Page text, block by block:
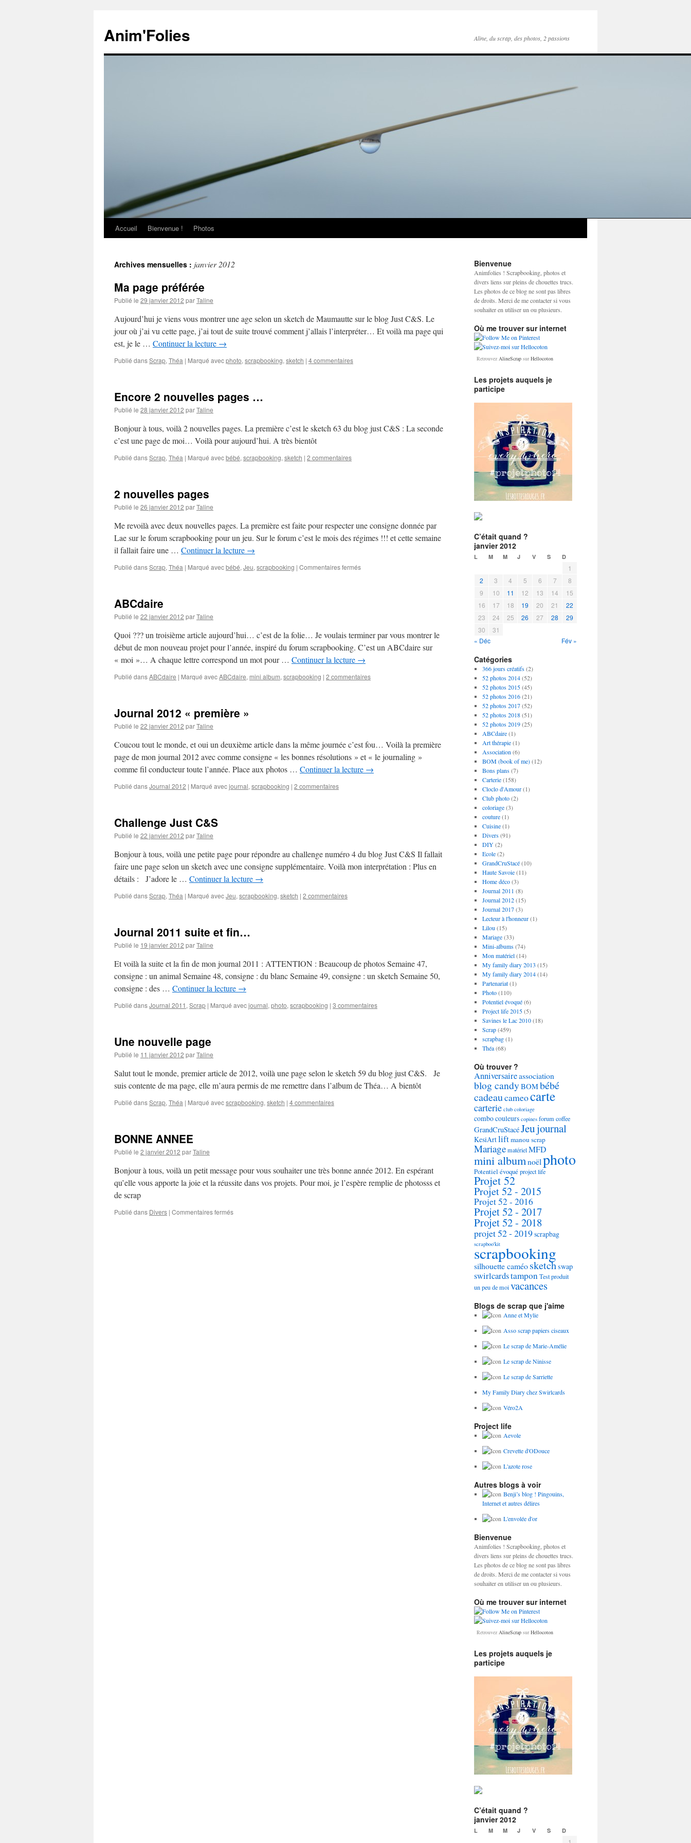
Anim'Folies Aline, du scrap, des photos, 2 passions
Aller
contenu
Accueil Bienvenue ! Photos
Archives mensuelles : janvier 2012
Ma page préférée
Publié le 29 janvier 2012 parTaline
Aujourd’hui je viens vous montrer une age selon un sketch de Maumautte sur le blog Just C&S. Le
jour où j’ai vu cette page, j’ai tout de suite trouvé comment j’allais l’interpréter… Et voilà ma page qui
est, je le … Continuer la lecture →
Publié dansScrap, Théa | Marqué avecphoto, scrapbooking, sketch | 4 commentaires
Encore 2 nouvelles pages …
Publié le 28 janvier 2012 parTaline
Bonjour à tous, voilà 2 nouvelles pages. La première c’est le sketch 63 du blog just C&S : La seconde
c’est une page de moi… Voilà pour aujourd’hui. A très bientôt
Publié dansScrap, Théa | Marqué avecbébé, scrapbooking, sketch | 2 commentaires
2 nouvelles pages
Publié le 26 janvier 2012 parTaline
Me revoilà avec deux nouvelles pages. La première est faite pour respecter une consigne donnée par
Lae sur le forum scrapbooking pour un jeu. Sur le forum c’est le mois des régimes !!! et cette semaine
il fallait faire une … Continuer la lecture →
Publié dansScrap, Théa | Marqué avecbébé, Jeu, scrapbooking | Commentaires ferméssur
ABCdaire
Publié le 22 janvier 2012 parTaline
Quoi ??? un troisième article aujourd’hui… c’est de la folie… Je voulais terminer par vous montrer le
début de mon nouveau projet pour l’année, inspiré du forum scrapbooking. C’est un ABCdaire sur
« moi »… A chaque lettre correspond un mot pour … Continuer la lecture →
Publié dansABCdaire | Marqué avecABCdaire, mini album, scrapbooking | 2 commentaires
Journal 2012 « première »
Publié le 22 janvier 2012 parTaline
Coucou tout le monde, et oui un deuxième article dans la même journée c’est fou… Voilà la première
page de mon journal 2012 avec comme consigne « les bonnes résolutions » et « le journaling »
comme fil conducteur toute l’année. Place aux photos … Continuer la lecture →
Publié dansJournal 2012 | Marqué avecjournal, scrapbooking | 2 commentaires
Challenge Just C&S
Publié le 22 janvier 2012 parTaline
Bonjour à tous, voilà une petite page pour répondre au challenge numéro 4 du blog Just C&S Il fallait
faire une page selon un sketch avec une consigne supplémentaire. Voilà mon interprétation : Plus en
détails : J’adore le … Continuer la lecture →
Publié dansScrap, Théa | Marqué avecJeu, scrapbooking, sketch | 2 commentaires
Journal 2011 suite et fin…
Publié le 19 janvier 2012 parTaline
Et voilà la suite et la fin de mon journal 2011 : ATTENTION : Beaucoup de photos Semaine 47,
consigne : un animal Semaine 48, consigne : du blanc Semaine 49, consigne : un sketch Semaine 50,
consigne : des … Continuer la lecture →
Publié dansJournal 2011 , Scrap | Marqué avecjournal, photo, scrapbooking | 3 commentaires
Une nouvelle page
Publié le 11 janvier 2012 parTaline
Salut tout le monde, premier article de 2012, voilà une page selon le sketch 59 du blog just C&S. Je
suis contente de ma page, elle m’aura permis de me remettre dans l’album de Théa… A bientôt
Publié dansScrap, Théa | Marqué avecscrapbooking, sketch | 4 commentaires
BONNE ANNEE
Publié le 2 janvier 2012 parTaline
Bonjour à tous, voilà un petit message pour vous souhaiter une très bonne année 2012. En espérant
qu’elle vous apporte la joie et la réussite dans vos projets. Pour moi, je l’espère remplie de photosss et
de scrap
Publié dans Divers | Commentaires ferméssur
Bienvenue
Animfolies ! Scrapbooking, photos et
divers liens sur pleins de chouettes trucs.
Les photos de ce blog ne sont pas libres
de droits. Merci de me contacter si vous
souhaiter en utiliser un ou plusieurs.
Où me trouver sur internet
Retrouvez AlineScrap sur Hellocoton
Les projets auquels je
participe
C’était quand ?
janvier 2012
L M M J V S D
1
2
3 4 5 6 7
8
9
10 11 12 13 14
15
16
17 18 19 20 21
22
23
24 25 26 27 28
29
30
31
« Déc
Fév »
Catégories
366 jours créatifs(2)
52 photos 2014(52)
52 photos 2015(45)
52 photos 2016(21)
52 photos 2017(52)
52 photos 2018(51)
52 photos 2019(25)
ABCdaire(1)
Art thérapie(1)
Association (6)
BOM (book of me)(12)
Bons plans(7)
Carterie(158)
Cloclo d'Amour(1)
Club photo(2)
coloriage(3)
couture(1)
Cuisine(1)
Divers(91)
DIY(2)
Ecole(2)
GrandCruStacé(10)
Haute Savoie(11)
Home déco(3)
Journal 2011 (8)
Journal 2012(15)
Journal 2017(3)
Lecteur à l'honneur(1)
Lilou (15)
Mariage(33)
Mini-albums(74)
Mon matériel(14)
My family diary 2013 (15)
My family diary 2014(14)
Partenariat(1)
Photo(110)
Potentiel évoqué(6)
Project life 2015(5)
Savines le Lac 2010(18)
Scrap(459)
scrapbag(1)
Théa(68)
Où trouver ?
Anniversaireassociation
blog candyBOMbébé
cadeaucameocarte
carterie club coloriage
combo couleurs copines forum coffee
GrandCruStacéJeujournal
KesiArtliftmanou scrap
MariagematérielMFD
mini albumnoëlphoto
Potentiel évoquéproject life
Projet 52
Projet 52 - 2015
Projet 52 - 2016
Projet 52 - 2017
Projet 52 - 2018
projet 52 - 2019scrapbag
scrapboo'kit
scrapbooking
silhouette caméosketchswap
swirlcardstamponTest produit
un peu de moivacances
Blogs de scrap que j'aime
Anne et Mylie
Asso scrap papiers ciseaux
Le scrap de Marie-Amélie
Le scrap de Ninisse
Le scrap de Sarriette
My Family Diary chez Swirlcards
Véro2A
Project life
Aevole
Crevette d'ODouce
L'azote rose
Autres blogs à voir
Benji’s blog ! Pingouins,
Internet et autres délires
L'envolée d'or
Bienvenue
Animfolies ! Scrapbooking, photos et
divers liens sur pleins de chouettes trucs.
Les photos de ce blog ne sont pas libres
de droits. Merci de me contacter si vous
souhaiter en utiliser un ou plusieurs.
Où me trouver sur internet
Retrouvez AlineScrap sur Hellocoton
Les projets auquels je
participe
C’était quand ?
janvier 2012
L M M J V S D